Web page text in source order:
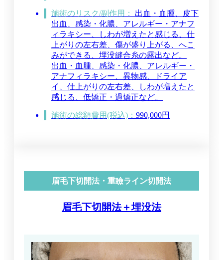
施術のリスク/副作用：
出血・血腫、皮下
出血、感染・化膿、アレルギー・アナフ
ィラキシー、しわが増えたと感じる、仕
上がりの左右差、傷が盛り上がる、へこ
みができる、埋没縫合糸の露出など。
出血・血腫、感染・化膿、アレルギー・
アナフィラキシー、異物感、ドライア
イ、仕上がりの左右差、しわが増えたと
感じる、低矯正・過矯正など。
施術の総額費用(税込)： 990,000円
眉毛下切開法・重瞼ライン切開法
眉毛下切開法＋埋没法